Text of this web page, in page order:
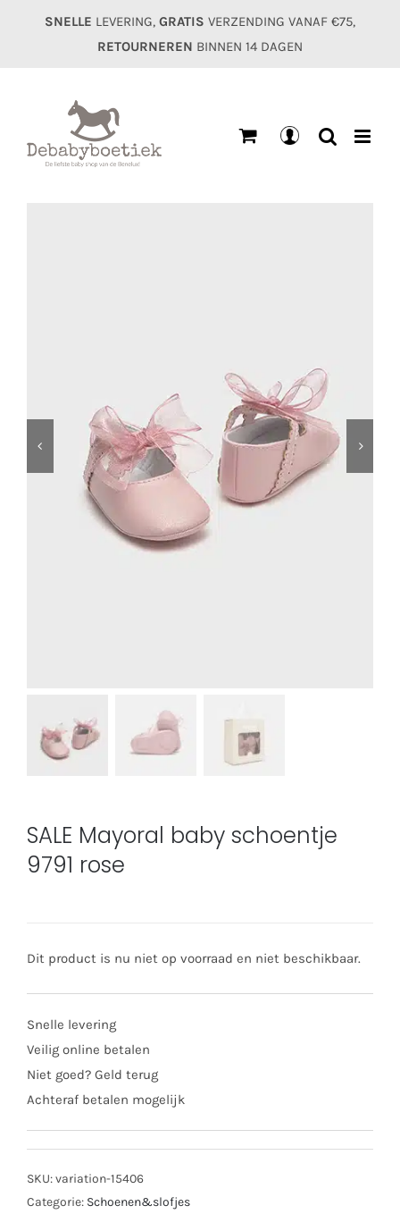
SNELLE LEVERING, GRATIS VERZENDING VANAF €75,
RETOURNEREN BINNEN 14 DAGEN
SALE Mayoral baby schoentje
9791 rose
Dit product is nu niet op voorraad en niet beschikbaar.
Snelle levering
Veilig online betalen
Niet goed? Geld terug
Achteraf betalen mogelijk
SKU:variation-15406
Categorie: Schoenen&slofjes